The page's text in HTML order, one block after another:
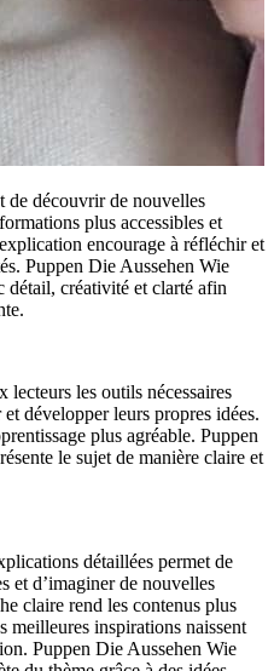
de découvrir de nouvelles
plus accessibles et
encourage à réfléchir et
Puppen Die Aussehen Wie
détail, créativité et clarté afin
lecteurs les outils nécessaires
développer leurs propres idées.
plus agréable. Puppen
le sujet de manière claire et
détaillées permet de
et d’imaginer de nouvelles
claire rend les contenus plus
meilleures inspirations naissent
Puppen Die Aussehen Wie